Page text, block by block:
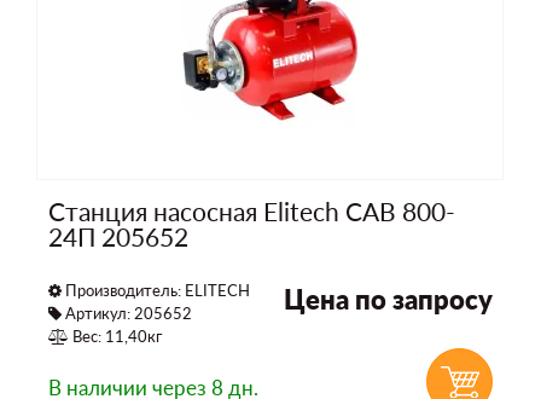
Станция насосная Elitech САВ 800-
24П 205652
Производитель: ELITECH
Артикул: 205652
Вес: 11,40кг
Цена по запросу
В наличии через 8 дн.